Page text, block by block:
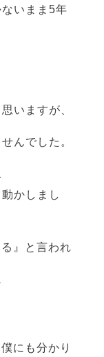
いまま5年
いますが、
んでした。
かしまし
』と言われ
にも分かり